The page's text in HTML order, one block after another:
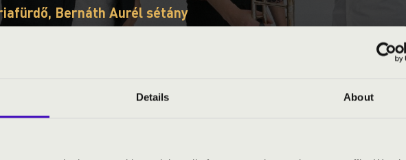
Details About
Bernáth Aurél sétány
Ez a koncert már lezajlott. Kattints ide az aktuális programhoz: